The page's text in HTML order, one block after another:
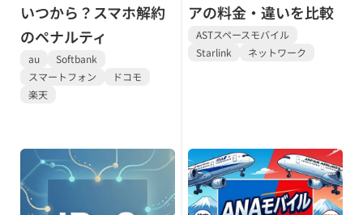
いつから？スマホ解約
のペナルティ
au
Softbank
スマートフォン
ドコモ
楽天
アの料金・違いを比較
ASTスペースモバイル
Starlink
ネットワーク